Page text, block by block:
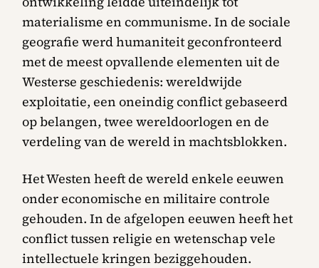
materialisme en communisme. In de sociale
geografie werd humaniteit geconfronteerd
met de meest opvallende elementen uit de
Westerse geschiedenis: wereldwijde
exploitatie, een oneindig conflict gebaseerd
op belangen, twee wereldoorlogen en de
verdeling van de wereld in machtsblokken.
Het Westen heeft de wereld enkele eeuwen
onder economische en militaire controle
gehouden. In de afgelopen eeuwen heeft het
conflict tussen religie en wetenschap vele
intellectuele kringen beziggehouden.